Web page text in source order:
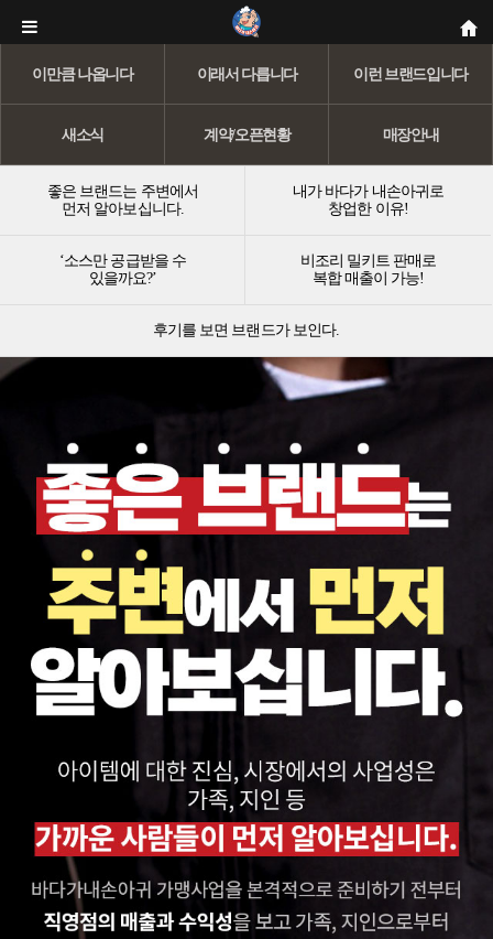
이만큼 나옵니다 이래서 다릅니다 이런 브랜드입니다
새소식 계약/오픈현황 매장안내
좋은 브랜드는 주변에서
먼저 알아보십니다.
내가 바다가 내손아귀로
창업한 이유!
‘소스만 공급받을 수
있을까요?’
비조리 밀키트 판매로
복합 매출이 가능!
후기를 보면 브랜드가 보인다.